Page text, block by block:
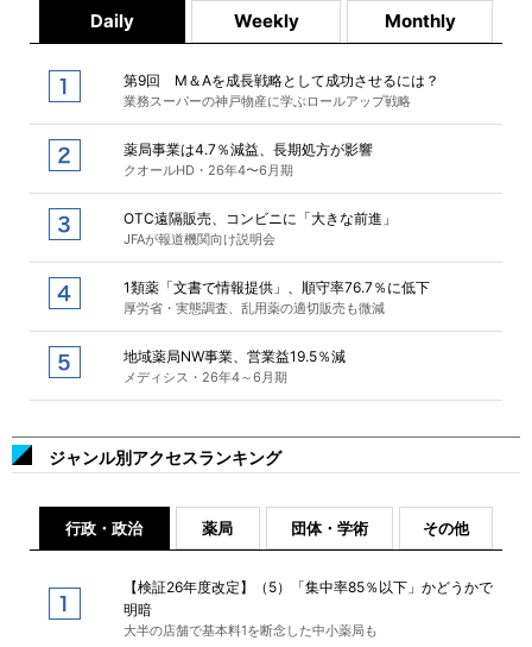
Daily Weekly Monthly
第9回 M＆Aを成長戦略として成功させるには？
業務スーパーの神戸物産に学ぶロールアップ戦略
薬局事業は4.7％減益、長期処方が影響
クオールHD・26年4〜6月期
OTC遠隔販売、コンビニに「大きな前進」
JFAが報道機関向け説明会
1類薬「文書で情報提供」、順守率76.7％に低下
厚労省・実態調査、乱用薬の適切販売も微減
地域薬局NW事業、営業益19.5％減
メディシス・26年4～6月期
ジャンル別アクセスランキング
行政・政治 薬局 団体・学術 その他
【検証26年度改定】（5）「集中率85％以下」かどうかで
明暗
大半の店舗で基本料1を断念した中小薬局も